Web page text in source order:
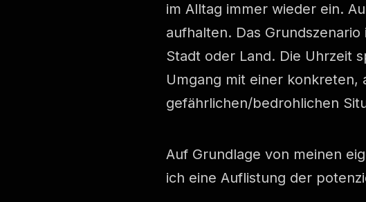
im Alltag immer wieder ein.
aufhalten. Das
Stadt oder Land. Die Uhrzeit
Umgang mit einer konkreten,
gefährlichen/bedrohlichen
Auf Grundlage von meinen
ich eine Auflistung der